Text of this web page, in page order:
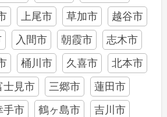
上尾市 草加市
越谷市
入間市 朝霞市
志木市
桶川市 久喜市
北本市
士見市 三郷市
蓮田市
手市 鶴ヶ島市
吉川市